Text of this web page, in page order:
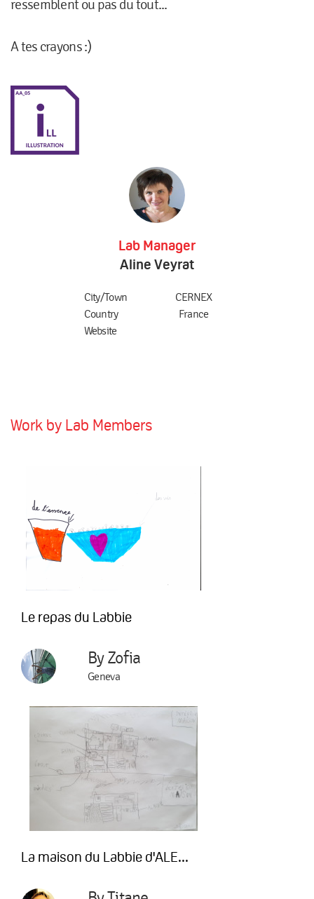
ressemblent ou pas du tout...
A tes crayons :)
Lab Manager
Aline Veyrat
City/Town
CERNEX
Country
France
Website
Work by Lab Members
Le repas du Labbie
By Zofia
Geneva
La maison du Labbie d'ALE...